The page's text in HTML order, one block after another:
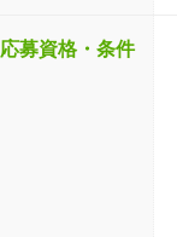
応募資格・条件